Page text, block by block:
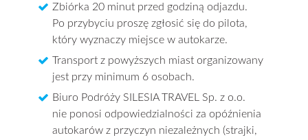
Zbiórka 20 minut przed godziną odjazdu.
Po przybyciu proszę zgłosić się do pilota,
który wyznaczy miejsce w autokarze.
Transport z powyższych miast organizowany
jest przy minimum 6 osobach.
Biuro Podróży SILESIA TRAVEL Sp. z o.o.
nie ponosi odpowiedzialności za opóźnienia
autokarów z przyczyn niezależnych (strajki,